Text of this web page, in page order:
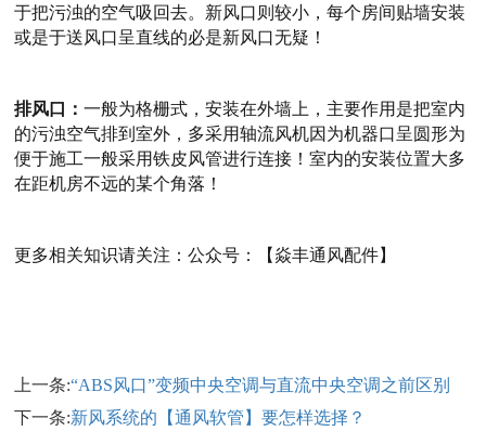
于把污浊的空气吸回去。新风口则较小，每个房间贴墙安装
或是于送风口呈直线的必是新风口无疑！
排风口：一般为格栅式，安装在外墙上，主要作用是把室内
的污浊空气排到室外，多采用轴流风机因为机器口呈圆形为
便于施工一般采用铁皮风管进行连接！室内的安装位置大多
在距机房不远的某个角落！
更多相关知识请关注：公众号：【焱丰通风配件】
上一条:“ABS风口”变频中央空调与直流中央空调之前区别
下一条:新风系统的【通风软管】要怎样选择？